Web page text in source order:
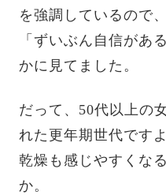
を強調しているので
「ずいぶん自信があ
かに見てました。
だって、50代以上の
れた更年期世代です
乾燥も感じやすくな
か。